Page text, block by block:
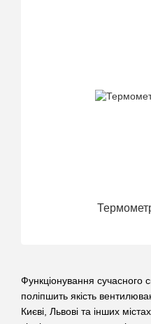
Функціонування сучасного
поліпшить якість
Києві, Львові та інших